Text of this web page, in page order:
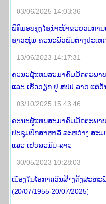
03/06/2025 14:03:36
ພິທີມອບທຸງໄຊນຳໜ້າຂະບວນກາ
ຊາວໜຸ່ມ ຄະນະພົວພັນຕ່າງປະເທ
13/06/2023 14:17:31
ຄະນະຜູ້ແທນສະມາຄົມມິດຕະພາ
ແລະ ເຮັດວຽກ ຢູ່ ສປປ ລາວ ແຕ່ວັ
03/10/2025 15:43:46
ຄະນະຜູ້ແທນສະມາຄົມມິດຕະພາ
ປະຊຸມປຶກສາຫາລື ລະຫວ່າງ ສະ
ແລະ ເຢຍລະມັນ-ລາວ
30/05/2023 10:28:03
ເນື່ອງໃນໂອກາດວັນສ້າງຕັ້ງສະຫະ
(20/07/1955-20/07/2025)